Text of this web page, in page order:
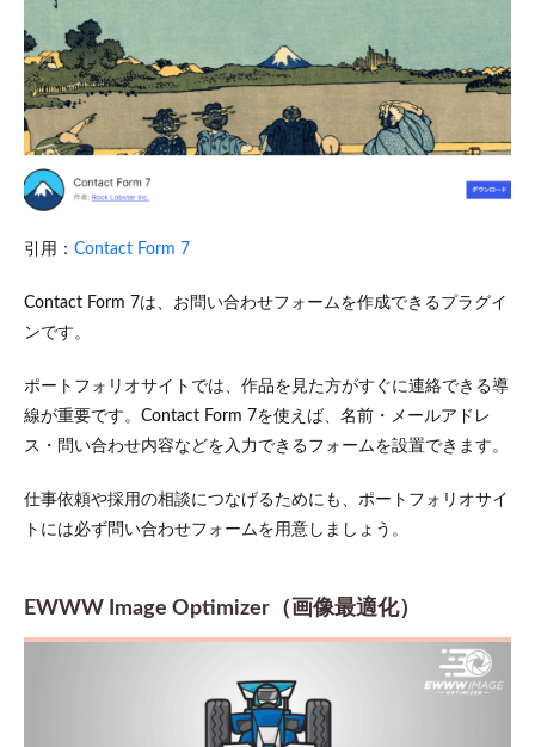
引用： Contact Form 7
Contact Form 7は、お問い合わせフォームを作成できるプラグイ
ンです。
ポートフォリオサイトでは、作品を見た方がすぐに連絡できる導
線が重要です。Contact Form 7を使えば、名前・メールアドレ
ス・問い合わせ内容などを入力できるフォームを設置できます。
仕事依頼や採用の相談につなげるためにも、ポートフォリオサイ
トには必ず問い合わせフォームを用意しましょう。
EWWW Image Optimizer（画像最適化）